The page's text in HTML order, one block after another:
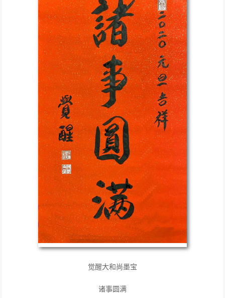
觉醒大和尚墨宝
诸事圆满